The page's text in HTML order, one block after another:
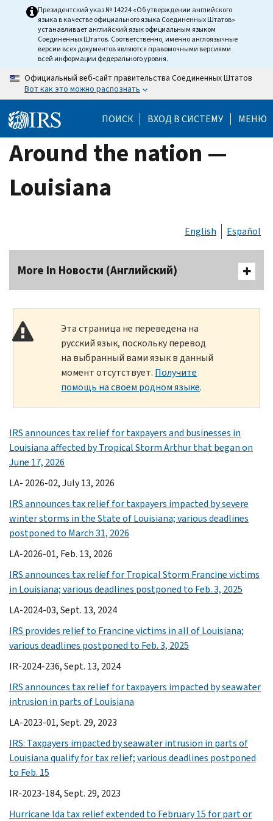
Президентский указ № 14224 «Об утверждении английского
языка в качестве официального языка Соединенных Штатов»
устанавливает английский язык официальным языком
Соединенных Штатов. Соответственно, именно англоязычные
версии всех документов являются правомочными версиями
всей информации федерального уровня.
Официальный веб-сайт правительства Соединенных Штатов
Вот как это можно распознать
ПОИСК ВХОД В СИСТЕМУ МЕНЮ
Around the nation —
Louisiana
English Español
More In Новости (Английский)
Эта страница не переведена на
русский язык, поскольку перевод
на выбранный вами язык в данный
момент отсутствует. Получите
помощь на своем родном языке.
IRS announces tax relief for taxpayers and businesses in
Louisiana affected by Tropical Storm Arthur that began on
June 17, 2026
LA- 2026-02, July 13, 2026
IRS announces tax relief for taxpayers impacted by severe
winter storms in the State of Louisiana; various deadlines
postponed to March 31, 2026
LA-2026-01, Feb. 13, 2026
IRS announces tax relief for Tropical Storm Francine victims
in Louisiana; various deadlines postponed to Feb. 3, 2025
LA-2024-03, Sept. 13, 2024
IRS provides relief to Francine victims in all of Louisiana;
various deadlines postponed to Feb. 3, 2025
IR-2024-236, Sept. 13, 2024
IRS announces tax relief for taxpayers impacted by seawater
intrusion in parts of Louisiana
LA-2023-01, Sept. 29, 2023
IRS: Taxpayers impacted by seawater intrusion in parts of
Louisiana qualify for tax relief; various deadlines postponed
to Feb. 15
IR-2023-184, Sept. 29, 2023
Hurricane Ida tax relief extended to February 15 for part or